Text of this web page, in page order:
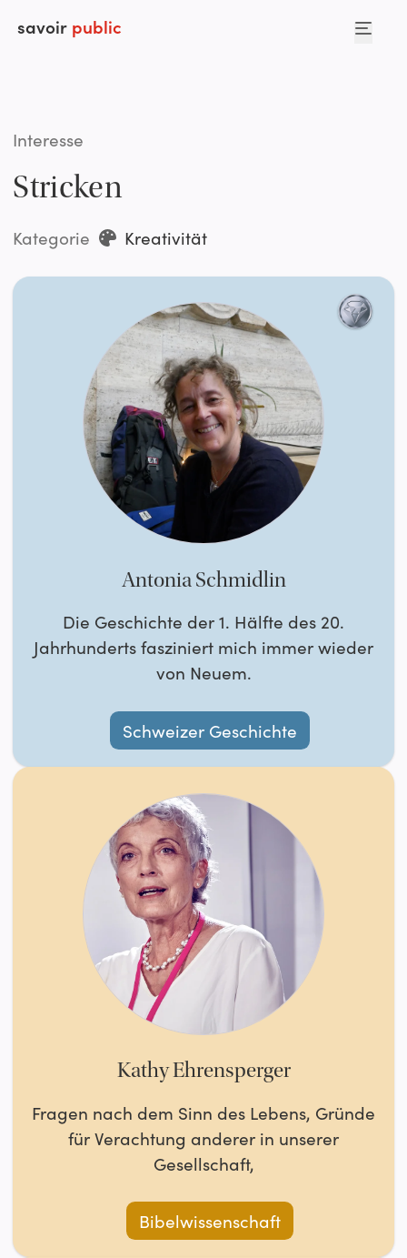
savoir public
Interesse
Stricken
Kategorie Kreativität
Antonia Schmidlin
Die Geschichte der 1. Hälfte des 20.
Jahrhunderts fasziniert mich immer wieder
von Neuem.
Schweizer Geschichte
Kathy Ehrensperger
Fragen nach dem Sinn des Lebens, Gründe
für Verachtung anderer in unserer
Gesellschaft,
Bibelwissenschaft